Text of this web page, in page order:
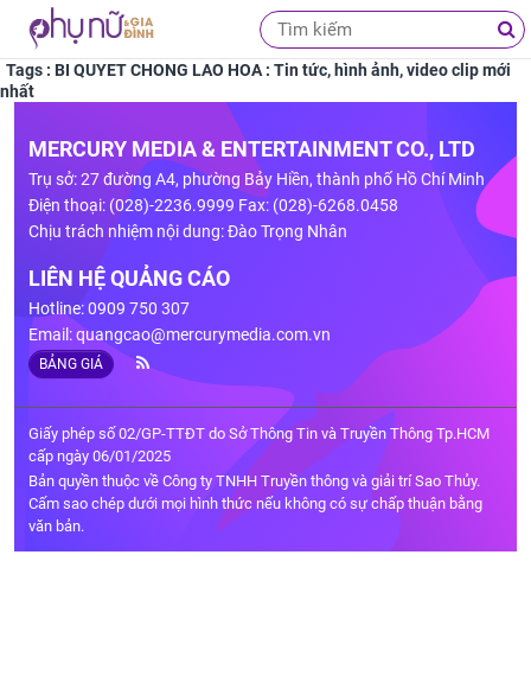
Tags : BI QUYET CHONG LAO HOA : Tin tức, hình ảnh, video clip mới
nhất
MERCURY MEDIA & ENTERTAINMENT CO., LTD
Trụ sở: 27 đường A4, phường Bảy Hiền, thành phố Hồ Chí Minh
Điện thoại: (028)-2236.9999 Fax: (028)-6268.0458
Chịu trách nhiệm nội dung: Đào Trọng Nhân
LIÊN HỆ QUẢNG CÁO
Hotline: 0909 750 307
Email:quangcao@mercurymedia.com.vn
BẢNG GIÁ
Giấy phép số 02/GP-TTĐT do Sở Thông Tin và Truyền Thông Tp.HCM
cấp ngày 06/01/2025
Bản quyền thuộc về Công ty TNHH Truyền thông và giải trí Sao Thủy.
Cấm sao chép dưới mọi hình thức nếu không có sự chấp thuận bằng
văn bản.